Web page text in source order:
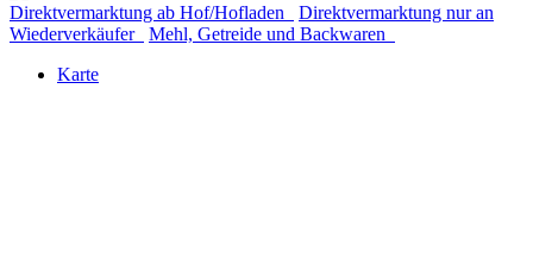
Direktvermarktung ab Hof/Hofladen
Direktvermarktung nur an
Wiederverkäufer
Mehl, Getreide und Backwaren
Karte